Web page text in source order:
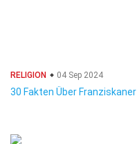
RELIGION 04 Sep 2024
30 Fakten Über Franziskaner